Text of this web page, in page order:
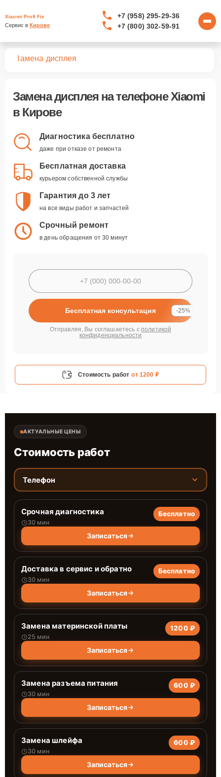
Xiaomi Profi Fix
Сервис в Кирове
+7 (958) 295-29-36
+7 (800) 302-59-91
Замена дисплея
Замена дисплеяна телефоне Xiaomi
в Кирове
Диагностика бесплатно
даже при отказе от ремонта
Бесплатная доставка
курьером собственной службы
Гарантия до 3 лет
на все виды работ и запчастей
Срочный ремонт
в день обращения от 30 минут
Бесплатная консультация -25%
Отправляя, Вы соглашаетесь с политикой
конфиденциальности
Стоимость работ от 1200 ₽
АКТУАЛЬНЫЕ ЦЕНЫ
Стоимость работ
Телефон
Срочная диагностика
30 мин
Бесплатно
Записаться
Доставка в сервис и обратно
30 мин
Бесплатно
Записаться
Замена материнской платы
25 мин
1200 ₽
Записаться
Замена разъема питания
30 мин
600 ₽
Записаться
Замена шлейфа
30 мин
600 ₽
Записаться